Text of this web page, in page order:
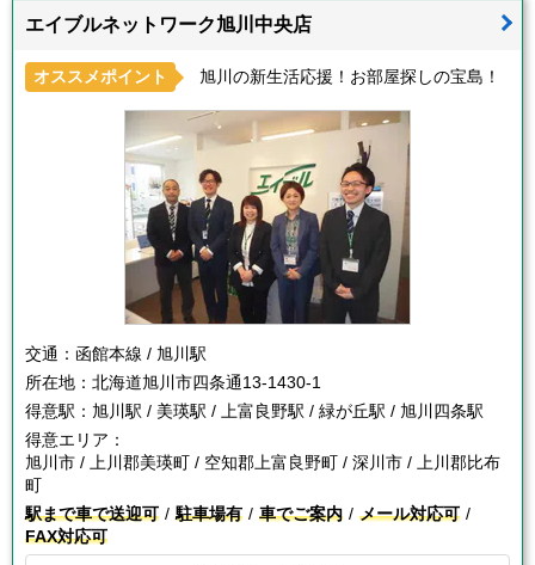
エイブルネットワーク旭川中央店
オススメポイント 旭川の新生活応援！お部屋探しの宝島！
交通： 函館本線 / 旭川駅
所在地： 北海道旭川市四条通13-1430-1
得意駅： 旭川駅 / 美瑛駅 / 上富良野駅 / 緑が丘駅 / 旭川四条駅
得意エリア：
旭川市 / 上川郡美瑛町 / 空知郡上富良野町 / 深川市 / 上川郡比布
町
駅まで車で送迎可
駐車場有 車でご案内
メール対応可
FAX対応可